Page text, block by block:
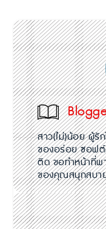
สาว(ไม่)น้อย ผู้รั
ของอร่อย ซอฟต์
ติด ขอทำหน้าที่พ
ของคุณสนุกสบา